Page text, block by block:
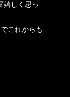
嬉しく思っ
これからも